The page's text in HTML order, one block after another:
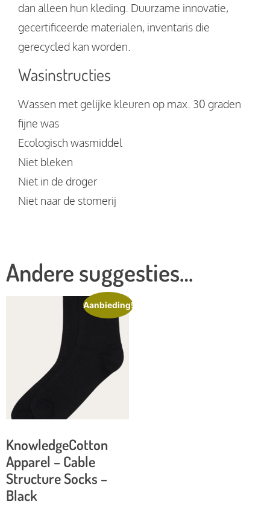
dan alleen hun kleding. Duurzame innovatie,
gecertificeerde materialen, inventaris die
gerecycled kan worden.
Wasinstructies
Wassen met gelijke kleuren op max. 30 graden
fijne was
Ecologisch wasmiddel
Niet bleken
Niet in de droger
Niet naar de stomerij
Andere suggesties…
Aanbieding!
KnowledgeCotton
Apparel – Cable
Structure Socks –
Black